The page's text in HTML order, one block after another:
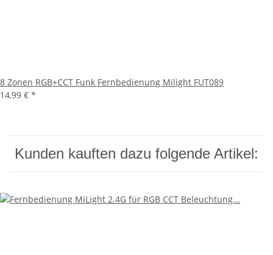
8 Zonen RGB+CCT Funk Fernbedienung Milight FUT089
14,99 € *
Kunden kauften dazu folgende Artikel: